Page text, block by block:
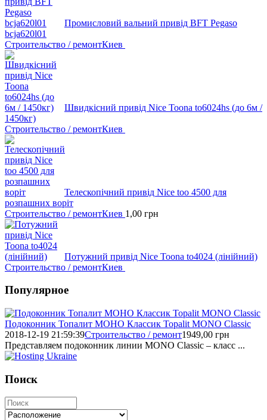
Промисловий вальний привід BFT Pegaso
bcja620l01
Строительство / ремонтКиев
Швидкісний привід Nice Toona to6024hs (до 6м /
1450кг)
Строительство / ремонтКиев
Телескопічний привід Nice too 4500 для
розпашних воріт
Строительство / ремонтКиев 1,00 грн
Потужний привід Nice Toona to4024 (лінійний)
Строительство / ремонтКиев
Популярное
Подоконник Топалит МОНО Классик Topalit MONO Classic
2018-12-19 21:59:39Строительство / ремонт1949,00 грн
Представляем подоконник линии MONO Classic – класс ...
Поиск